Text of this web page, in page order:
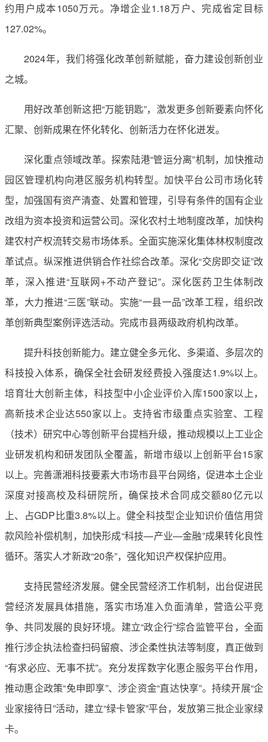
约用户成本1050万元。净增企业1.18万户、完成省定目标
127.02%。
2024年，我们将强化改革创新赋能，奋力建设创新创业
之城。
用好改革创新这把“万能钥匙”，激发更多创新要素向怀化
汇聚、创新成果在怀化转化、创新活力在怀化迸发。
深化重点领域改革。探索陆港“管运分离”机制，加快推动
园区管理机构向港区服务机构转型。加快平台公司市场化转
型，加强国有资产清查、处置和管理，引导有条件的国有企业
改组为资本投资和运营公司。深化农村土地制度改革，加快构
建农村产权流转交易市场体系。全面实施深化集体林权制度改
革试点。纵深推进供销合作社综合改革。深化“交房即交证”改
革，深入推进“互联网+不动产登记”。深化医药卫生体制改
革，大力推进“三医”联动。实施“一县一品”改革工程，组织改
革创新典型案例评选活动。完成市县两级政府机构改革。
提升科技创新能力。建立健全多元化、多渠道、多层次的
科技投入体系，确保全社会研发经费投入强度达1.9%以上。
培育壮大创新主体，科技型中小企业评价入库1500家以上，
高新技术企业达550家以上。支持省市级重点实验室、工程
（技术）研究中心等创新平台提档升级，推动规模以上工业企
业研发机构和研发团队全覆盖，新增市级以上创新平台15家
以上。完善潇湘科技要素大市场市县平台网络，促进本土企业
深度对接高校及科研院所，确保技术合同成交额80亿元以
上、占GDP比重3.8%以上。健全科技型企业知识价值信用贷
款风险补偿机制，加快形成“科技—产业—金融”成果转化良性
循环。落实人才新政“20条”，强化知识产权保护应用。
支持民营经济发展。健全民营经济工作机制，出台促进民
营经济发展具体措施，落实市场准入负面清单，营造公平竞
争、共同发展的良好环境。建立“政企行”综合监管平台，全面
推行涉企执法检查扫码留痕、涉企柔性执法等制度，真正做到
“有求必应、无事不扰”。充分发挥数字化惠企服务平台作用，
推动惠企政策“免申即享”、涉企资金“直达快享”。持续开展“企
业家接待日”活动，建立“绿卡管家”平台，发放第三批企业家绿
卡。